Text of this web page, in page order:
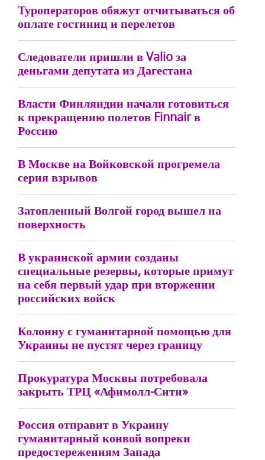
Туроператоров обяжут отчитываться об
оплате гостиниц и перелетов
Следователи пришли в Valio за
деньгами депутата из Дагестана
Власти Финляндии начали готовиться
к прекращению полетов Finnair в
Россию
В Москве на Войковской прогремела
серия взрывов
Затопленный Волгой город вышел на
поверхность
В украинской армии созданы
специальные резервы, которые примут
на себя первый удар при вторжении
российских войск
Колонну с гуманитарной помощью для
Украины не пустят через границу
Прокуратура Москвы потребовала
закрыть ТРЦ «Афимолл-Сити»
Россия отправит в Украину
гуманитарный конвой вопреки
предостережениям Запада